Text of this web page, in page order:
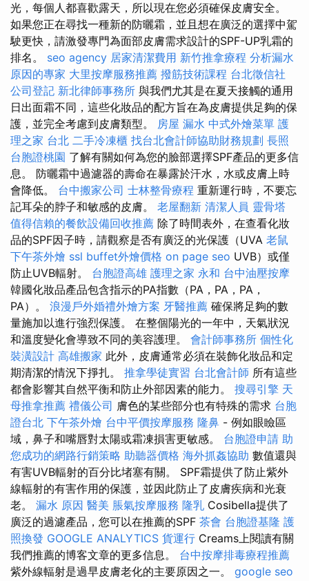
光，每個人都喜歡露天，所以現在您必須確保皮膚安全。
如果您正在尋找一種新的防曬霜，並且想在廣泛的選擇中駕
駛更快，請激發專門為面部皮膚需求設計的SPF-UP乳霜的
排名。 seo agency 居家清潔費用 新竹推拿療程 分析漏水
原因的專家 大里按摩服務推薦 撥筋技術課程 台北徵信社
公司登記 新北律師事務所 與我們尤其是在夏天接觸的通用
日出面霜不同，這些化妝品的配方旨在為皮膚提供足夠的保
護，並完全考慮到皮膚類型。 房屋 漏水 中式外燴菜單 護
理之家 台北 二手冷凍櫃 找台北會計師協助財務規劃 長照
台胞證桃園 了解有關如何為您的臉部選擇SPF產品的更多信
息。 防曬霜中過濾器的壽命在暴露於汗水，水或皮膚上時
會降低。 台中搬家公司 士林整骨療程 重新運行時，不要忘
記耳朵的脖子和敏感的皮膚。 老屋翻新 清潔人員 靈骨塔
值得信賴的餐飲設備回收推薦 除了時間表外，在查看化妝
品的SPF因子時，請觀察是否有廣泛的光保護（UVA 老鼠
下午茶外燴 ssl buffet外燴價格 on page seo UVB）或僅
防止UVB輻射。 台胞證高雄 護理之家 永和 台中油壓按摩
韓國化妝品產品包含指示的PA指數（PA，PA，PA，
PA）。 浪漫戶外婚禮外燴方案 牙醫推薦 確保將足夠的數
量施加以進行強烈保護。 在整個陽光的一年中，天氣狀況
和溫度變化會導致不同的美容護理。 會計師事務所 個性化
裝潢設計 高雄搬家 此外，皮膚通常必須在裝飾化妝品和定
期清潔的情況下掙扎。 推拿學徒實習 台北會計師 所有這些
都會影響其自然平衡和防止外部因素的能力。 搜尋引擎 天
母推拿推薦 禮儀公司 膚色的某些部分也有特殊的需求 台胞
證台北 下午茶外燴 台中平價按摩服務 隆鼻 - 例如眼瞼區
域，鼻子和嘴唇對太陽或霜凍損害更敏感。 台胞證申請 助
您成功的網路行銷策略 助聽器價格 海外抓姦協助 數值還與
有害UVB輻射的百分比堵塞有關。 SPF霜提供了防止紫外
線輻射的有害作用的保護，並因此防止了皮膚疾病和光衰
老。 漏水 原因 醫美 脹氣按摩服務 隆乳 Cosibella提供了
廣泛的過濾產品，您可以在推薦的SPF 茶會 台胞證基隆 護
照換發 GOOGLE ANALYTICS 貨運行 Creams上閱讀有關
我們推薦的博客文章的更多信息。 台中按摩排毒療程推薦
紫外線輻射是過早皮膚老化的主要原因之一。 google seo